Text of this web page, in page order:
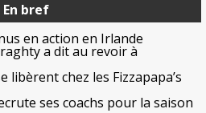
En bref
en action en Irlande
a dit au revoir à
libèrent chez les Fizzapapa’s
ses coachs pour la saison